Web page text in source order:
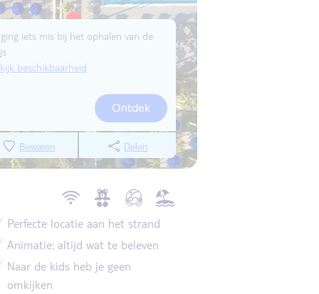
iets mis bij het ophalen van de
beschikbaarheid
Ontdek
Bewaren Delen
Perfecte locatie aan het strand
Animatie: altijd wat te beleven
Naar de kids heb je geen
omkijken